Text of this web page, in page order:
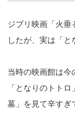
ジブリ映画「火垂
したが、実は「と
当時の映画館は今
「となりのトト
墓」を見て辛すぎ